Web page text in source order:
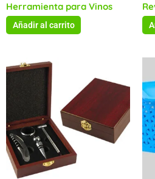
Herramienta para Vinos
Añadir al carrito